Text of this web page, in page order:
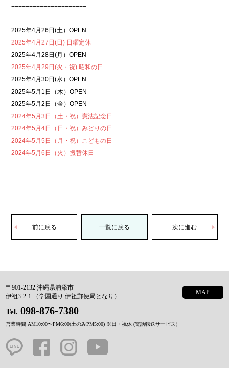
=====================
2025年4月26日(土）OPEN
2025年4月27日(日) 日曜定休
2025年4月28日(月）OPEN
2025年4月29日(火・祝) 昭和の日
2025年4月30日(水）OPEN
2025年5月1日（木）OPEN
2025年5月2日（金）OPEN
2024年5月3日（土・祝）憲法記念日
2024年5月4日（日・祝）みどりの日
2024年5月5日（月・祝）こどもの日
2024年5月6日（火）振替休日
前に戻る 一覧に戻る 次に進む
〒901-2132 沖縄県浦添市
伊祖3-2-1 （学園通り 伊祖郵便局となり）
MAP
Tel. 098-876-7380
営業時間 AM10:00〜PM6:00(土のみPM5:00) ※日・祝休 (電話転送サービス)